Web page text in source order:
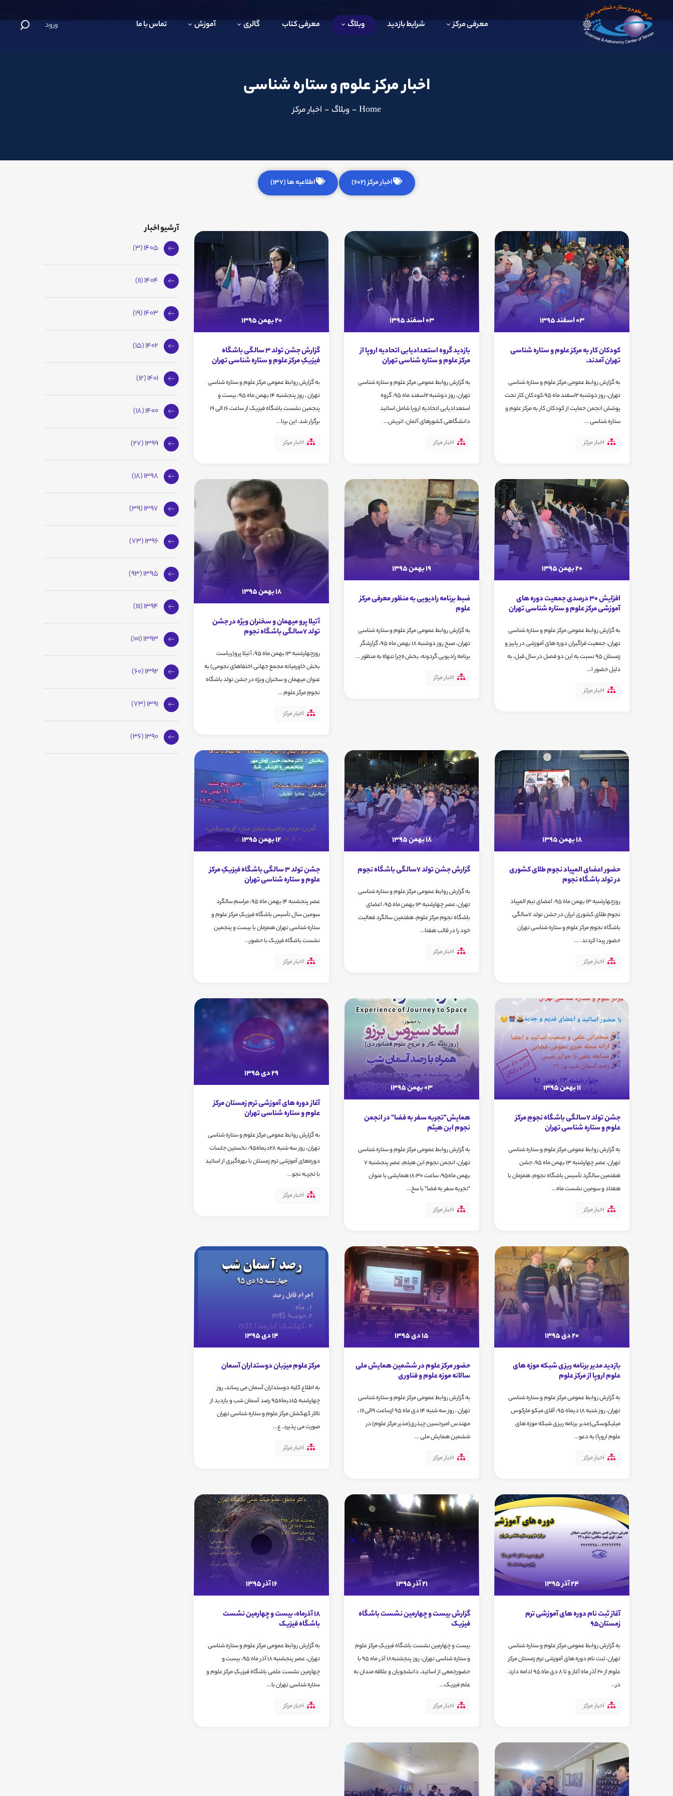
معرفی مرکز شرایط بازدید وبلاگ معرفی کتاب گالری آموزش تماس با ما ورود
اخبار مرکز علوم و ستاره شناسی
Home
- وبلاگ - اخبار مرکز
اخبار مرکز (602) اطلاعیه ها (137)
03 اسفند 1395
کودکان کار به مرکز علوم و ستاره شناسی
تهران آمدند.
به گزارش روابط عمومی مرکز علوم و ستاره شناسی
تهران، روز دوشنبه 2اسفند ماه 95،کودکان کار تحت
پوشش انجمن حمایت از کودکان کار به مرکز علوم و
ستاره شناسی ...
اخبار مرکز
03 اسفند 1395
بازدید گروه استعدادیابی اتحادیه اروپا از
مرکز علوم و ستاره شناسی تهران
به گزارش روابط عمومی مرکز علوم و ستاره شناسی
تهران، روز دوشنبه 2اسفند ماه 95، گروه
استعدادیابی اتحادیه اروپا شامل اساتید
دانشگاهی کشورهای آلمان، اتریش...
اخبار مرکز
20 بهمن 1395
گزارش جشن تولد 3 سالگی باشگاه
فیزیکِ مرکز علوم و ستاره شناسی تهران
به گزارش روابط عمومی مرکز علوم و ستاره شناسی
تهران ، روز پنجشنبه 14 بهمن ماه 95، بیست و
پنجمین نشست باشگاه فیزیک از ساعت 16 الی 19
برگزار شد. این برنا...
اخبار مرکز
20 بهمن 1395
افزایش 30 درصدی جمعیت دوره های
آموزشی مرکز علوم و ستاره شناسی تهران
به گزارش روابط عمومی مرکز علوم و ستاره شناسی
تهران، جمعیت فراگیران دوره های آموزشی در پاییز و
زمستان 95 نسبت به این دو فصل در سال قبل، به
دلیل حضور ا...
اخبار مرکز
19 بهمن 1395
ضبط برنامه رادیویی به منظور معرفی مرکز
علوم
به گزارش روابط عمومی مرکز علوم و ستاره شناسی
تهران، صبح روز دوشنبه 18 بهمن ماه 95، گزارشگر
برنامه رادیویی گردونه، بخش «چرا تنها» به منظور ...
اخبار مرکز
18 بهمن 1395
آتیلا پرو میهمان و سخنران ویژه در جشن
تولد 7سالگی باشگاه نجوم
روزچهارشنبه 13 بهمن ماه 95، آتیلا پرو(ریاست
بخش خاورمیانه مجمع جهانی اختفاهای نجومی) به
عنوان میهمان و سخنران ویژه در جشن تولد باشگاه
نجومِ مرکز علوم ...
اخبار مرکز
18 بهمن 1395
حضور اعضای المپیاد نجوم طلای کشوری
در تولد باشگاه نجوم
روزچهارشنبه 13 بهمن ماه 95، اعضای تیم المپیاد
نجوم طلای کشوری ایران در جشن تولد 7سالگی
باشگاه نجومِ مرکز علوم و ستاره شناسی تهران
حضور پیدا کردند . ...
اخبار مرکز
18 بهمن 1395
گزارش جشن تولد 7سالگی باشگاه نجوم
به گزارش روابط عمومی مرکز علوم و ستاره شناسی
تهران، عصر چهارشنبه 13 بهمن ماه 95، اعضای
باشگاه نجوم مرکز علوم، هفتمین سالگرد فعالیت
خود را در قالب هفتا...
اخبار مرکز
12 بهمن 1395
جشن تولد 3 سالگی باشگاه فیزیکِ مرکز
علوم و ستاره شناسی تهران
عصر پنجشنبه 14 بهمن ماه 95، مراسم سالگرد
سومین سال تأسیس باشگاه فیزیکِ مرکز علوم و
ستاره شناسی تهران همزمان با بیست و پنجمین
نشست باشگاه فیزیک با حضور...
اخبار مرکز
11 بهمن 1395
جشن تولد 7سالگی باشگاه نجومِ مرکز
علوم و ستاره شناسی تهران
به گزارش روابط عمومی مرکز علوم و ستاره شناسی
تهران، عصر چهارشنبه 13 بهمن ماه 95، جشن
هفتمین سالگرد تأسیس باشگاه نجوم، همزمان با
هفتاد و سومین نشست ماه...
اخبار مرکز
03 بهمن 1395
همایش"تجربه سفر به فضا" در انجمن
نجوم ابن هیثم
به گزارش روابط عمومی مرکز علوم و ستاره شناسی
تهران، انجمن نجوم ابن هیثم، عصر پنجشنبه 7
بهمن ماه95، ساعت 18:30 همایشی با عنوان
"تجربه سفر به فضا" با سخ...
اخبار مرکز
29 دی 1395
آغاز دوره های آموزشی ترم زمستان مرکز
علوم و ستاره شناسی تهران
به گزارش روابط عمومی مرکز علوم و ستاره شناسی
تهران، روز سه شنبه 28دیماه95، نخستین جلسات
دوره‌های آموزشی ترم زمستان با بهره‌گیری از اساتید
با تجربه نجو...
اخبار مرکز
20 دی 1395
بازدید مدیر برنامه ریزی شبکه موزه های
علوم اروپا از مرکز علوم
به گزارش روابط عمومی مرکز علوم و ستاره شناسی
تهران، روز شنبه 18 دیماه 95، آقای میکو مارکوس
میلیکوسکی(مدیر برنامه ریزی شبکه موزه های
علوم اروپا) به دعو...
اخبار مرکز
15 دی 1395
حضور مرکز علوم در ششمین همایش ملی
سالانه موزه علوم و فناوری
به گزارش روابط عمومی مرکز علوم و ستاره شناسی
تهران ، روز سه شنبه 14 دی ماه 95 ازساعت 9الی16 ،
مهندس امیرحسین چیذری(مدیر مرکز علوم) در
ششمین همایش ملی ...
اخبار مرکز
14 دی 1395
مرکز علوم میزبان دوستداران آسمان
به اطلاع کلیه دوستداران آسمان می رساند، روز
چهارشنبه 15دیماه95 رصد آسمان شب و بازدید از
تالار کهکشان مرکز علوم و ستاره شناسی تهران
صورت می پذیرد. ع...
اخبار مرکز
24 آذر 1395
آغاز ثبت نام دوره های آموزشی ترم
زمستان95
به گزارش روابط عمومی مرکز علوم و ستاره شناسی
تهران، ثبت نام دوره های آموزشی ترم زمستان مرکز
علوم از 20 آذر ماه آغاز و تا 8 دی ماه 95 ادامه دارد.
در...
اخبار مرکز
21 آذر 1395
گزارش بیست و چهارمین نشست باشگاه
فیزیک
بیست و چهارمین نشست باشگاه فیزیکِ مرکز علوم
و ستاره شناسی تهران، روز پنجشنبه18 آذر ماه 95 با
حضورجمعی از اساتید، دانشجویان و علاقه مندان به
علم فیزیک...
اخبار مرکز
16 آذر 1395
18 آذرماه، بیست و چهارمین نشست
باشگاه فیزیک
به گزارش روابط عمومی مرکز علوم و ستاره شناسی
تهران، عصر پنجشنبه 18 آذر ماه 95، بیست و
چهارمین نشست علمی باشگاه فیزیکِ مرکز علوم و
ستاره شناسی تهران با...
اخبار مرکز
آرشیو اخبار
1405 (3)
1404 (11)
1403 (19)
1402 (15)
1401 (12)
1400 (18)
1399 (27)
1398 (18)
1397 (39)
1396 (73)
1395 (93)
1394 (111)
1393 (101)
1392 (60)
1391 (73)
1390 (36)